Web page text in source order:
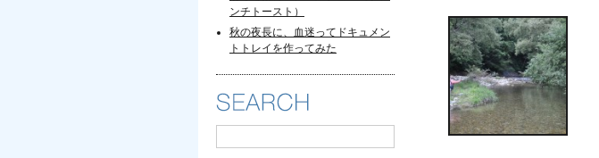
ンチトースト）
秋の夜長に、血迷ってドキュメン
トトレイを作ってみた